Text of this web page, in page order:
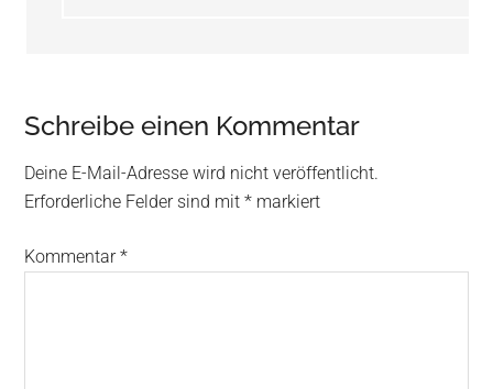
Schreibe einen Kommentar
Deine E-Mail-Adresse wird nicht veröffentlicht.
Erforderliche Felder sind mit* markiert
Kommentar*